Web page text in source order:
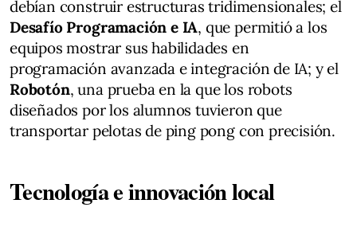
debían construir estructuras tridimensionales; el
Desafío Programación e IA, que permitió a los
equipos mostrar sus habilidades en
programación avanzada e integración de IA; y el
Robotón, una prueba en la que los robots
diseñados por los alumnos tuvieron que
transportar pelotas de ping pong con precisión.
Tecnología e innovación local